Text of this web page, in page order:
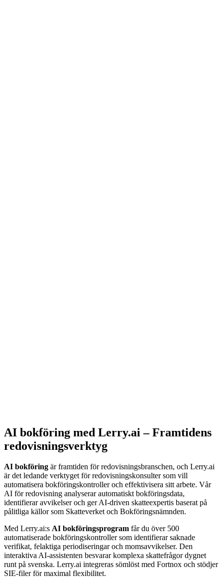
AI bokföring med Lerry.ai – Framtidens
redovisningsverktyg
AI bokföring är framtiden för redovisningsbranschen, och Lerry.ai
är det ledande verktyget för redovisningskonsulter som vill
automatisera bokföringskontroller och effektivisera sitt arbete. Vår
AI för redovisning analyserar automatiskt bokföringsdata,
identifierar avvikelser och ger AI-driven skatteexpertis baserat på
pålitliga källor som Skatteverket och Bokföringsnämnden.
Med Lerry.ai:s AI bokföringsprogram får du över 500
automatiserade bokföringskontroller som identifierar saknade
verifikat, felaktiga periodiseringar och momsavvikelser. Den
interaktiva AI-assistenten besvarar komplexa skattefrågor dygnet
runt på svenska. Lerry.ai integreras sömlöst med Fortnox och stödjer
SIE-filer för maximal flexibilitet.